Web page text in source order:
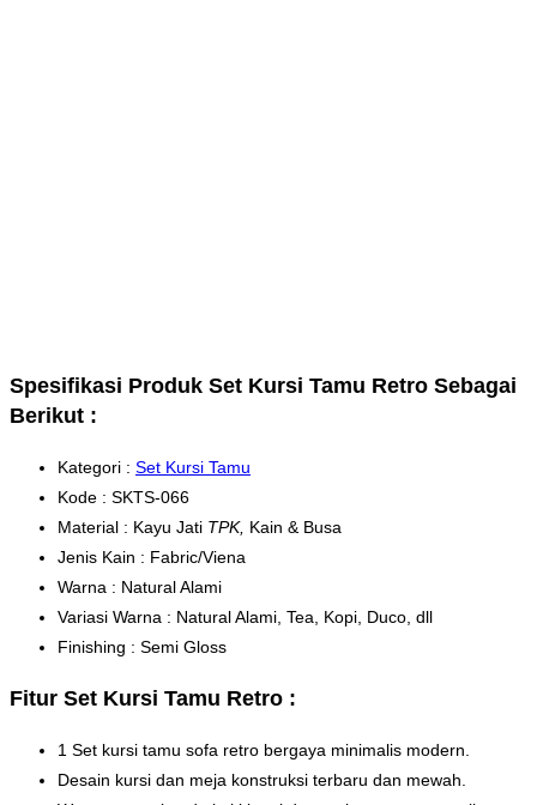
Spesifikasi Produk Set Kursi Tamu Retro Sebagai
Berikut :
Kategori : Set Kursi Tamu
Kode : SKTS-066
Material : Kayu Jati TPK, Kain & Busa
Jenis Kain : Fabric/Viena
Warna : Natural Alami
Variasi Warna : Natural Alami, Tea, Kopi, Duco, dll
Finishing : Semi Gloss
Fitur Set Kursi Tamu Retro :
1 Set kursi tamu sofa retro bergaya minimalis modern.
Desain kursi dan meja konstruksi terbaru dan mewah.